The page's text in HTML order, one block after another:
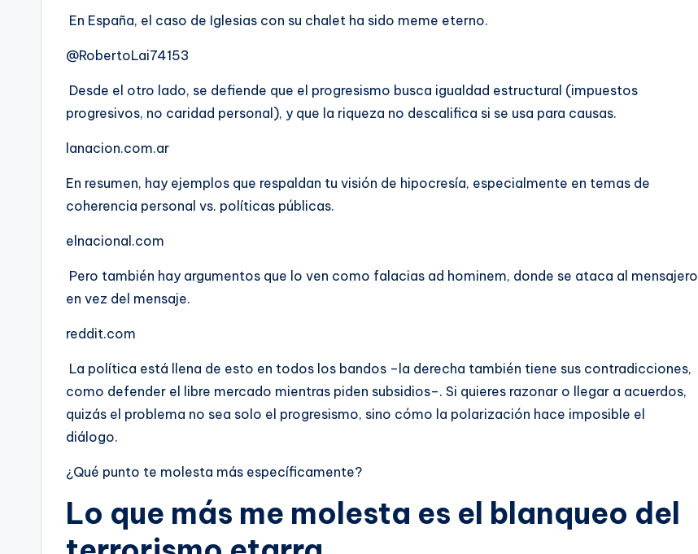
En España, el caso de Iglesias con su chalet ha sido meme eterno.
@RobertoLai74153
Desde el otro lado, se defiende que el progresismo busca igualdad estructural (impuestos
progresivos, no caridad personal), y que la riqueza no descalifica si se usa para causas.
lanacion.com.ar
En resumen, hay ejemplos que respaldan tu visión de hipocresía, especialmente en temas de
coherencia personal vs. políticas públicas.
elnacional.com
Pero también hay argumentos que lo ven como falacias ad hominem, donde se ataca al mensajero
en vez del mensaje.
reddit.com
La política está llena de esto en todos los bandos –la derecha también tiene sus contradicciones,
como defender el libre mercado mientras piden subsidios–. Si quieres razonar o llegar a acuerdos,
quizás el problema no sea solo el progresismo, sino cómo la polarización hace imposible el
diálogo.
¿Qué punto te molesta más específicamente?
Lo que más me molesta es el blanqueo del